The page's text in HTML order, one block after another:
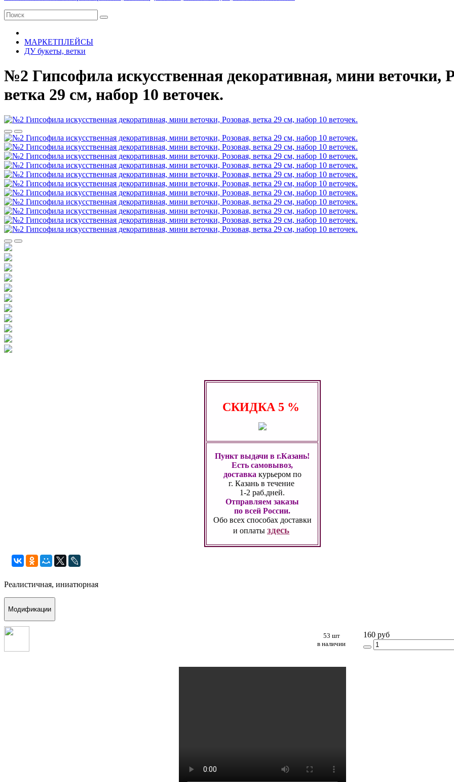
МАРКЕТПЛЕЙСЫ
ДУ букеты, ветки
№2 Гипсофила искусственная декоративная, мини веточки,
ветка 29 см, набор 10 веточек.
СКИДКА 5 %
Пункт выдачи в г.Казань!
Есть самовывоз,
доставка курьером по
г. Казань в течение
1-2 раб.дней.
Отправляем заказы
по всей России.
Обо всех способах доставки
и оплатыздесь
Реалистичная, иниатюрная
Модификации
53 шт
в наличии
160 руб